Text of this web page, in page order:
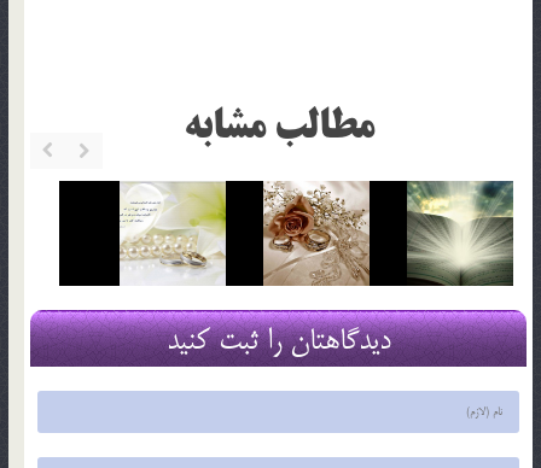
مطالب مشابه
دیدگاهتان را ثبت کنید